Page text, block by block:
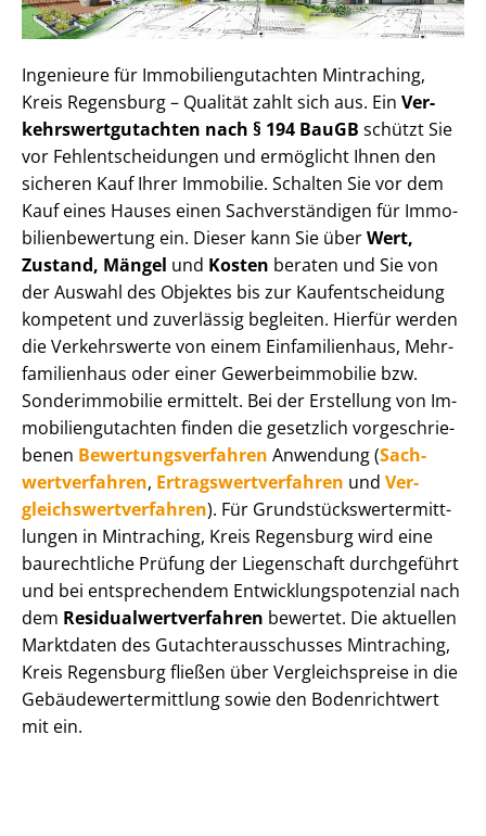
Ingenieure für Im­mo­bi­li­en­gut­ach­ten Mintraching,
Kreis Regensburg – Qualität zahlt sich aus. Ein Ver­
kehrs­wert­gut­ach­ten nach § 194 BauGB schützt Sie
vor Fehl­ent­schei­dun­gen und ermöglicht Ihnen den
sicheren Kauf Ihrer Immobilie. Schalten Sie vor dem
Kauf eines Hauses einen Sach­ver­stän­di­gen für Im­mo­
bi­li­en­be­wer­tung ein. Dieser kann Sie überWert,
Zustand, Mängel und Kosten beraten und Sie von
der Auswahl des Objektes bis zur Kauf­ent­schei­dung
kompetent und zuverlässig begleiten. Hierfür werden
die Verkehrswerte von einem Einfamilienhaus, Mehr­
fa­mi­li­en­haus oder einer Ge­wer­be­im­mo­bi­lie bzw.
Sonderimmobilie ermittelt. Bei der Erstellung von Im­
mo­bi­li­en­gut­ach­ten finden die gesetzlich vor­ge­schrie­
be­nen Be­wer­tungs­ver­fah­ren Anwendung (Sach­
wert­ver­fah­ren, Er­trags­wert­ver­fah­ren und Ver­
gleichs­wert­ver­fah­ren). Für Grund­stücks­wert­ermitt­
lun­gen in Mintraching, Kreis Regensburg wird eine
baurechtliche Prüfung der Liegenschaft durchgeführt
und bei entsprechendem Ent­wick­lungs­po­ten­zi­al nach
dem Re­si­du­al­wert­ver­fah­ren bewertet. Die aktuellen
Marktdaten des Gut­ach­ter­aus­schus­ses Mintraching,
Kreis Regensburg fließen über Ver­gleichs­prei­se in die
Ge­bäu­de­wert­ermitt­lung sowie den Bodenrichtwert
mit ein.